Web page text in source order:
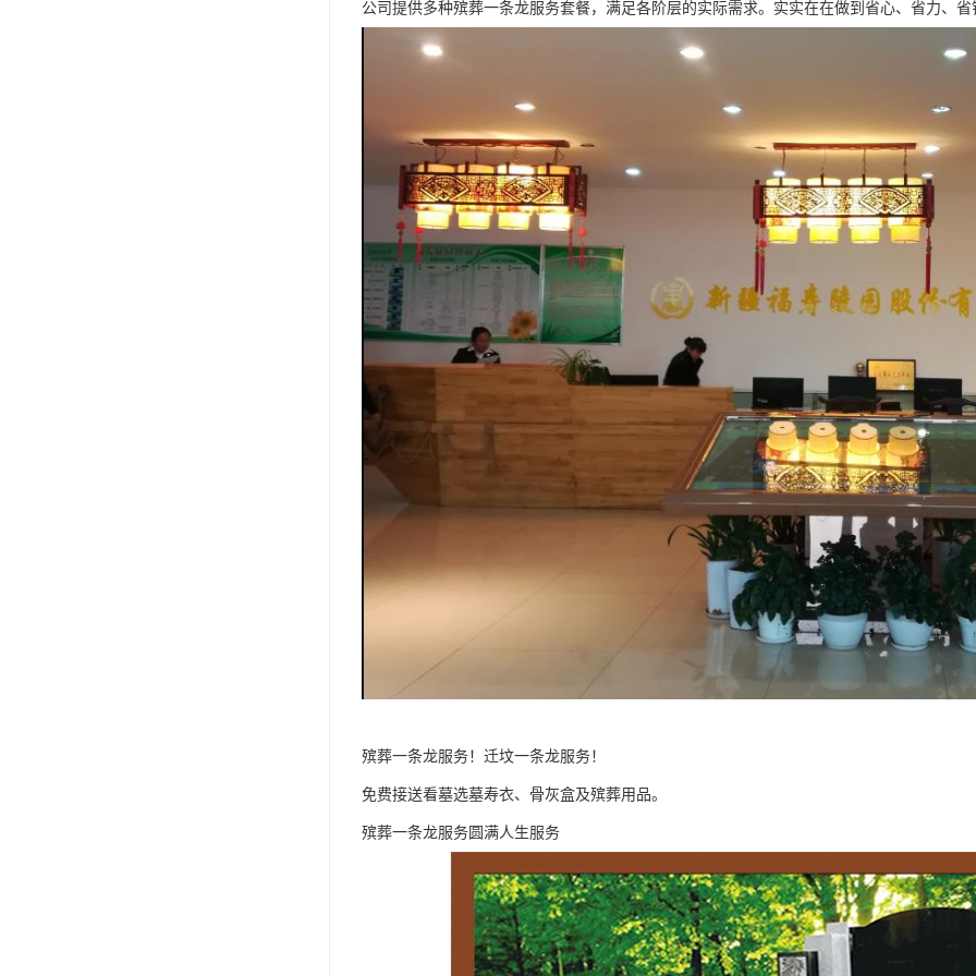
公司提供多种殡葬一条龙服务套餐，满足各阶层的实际需求。实实在在做到省心、省力、省
殡葬一条龙服务！迁坟一条龙服务！
免费接送看墓选墓寿衣、骨灰盒及殡葬用品。
殡葬一条龙服务圆满人生服务